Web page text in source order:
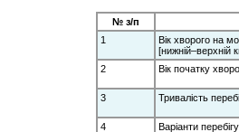
№ з/п
1
Вік хворого на
[нижній–верхній
2
Вік початку
3 Тривалість
4
Варіанти